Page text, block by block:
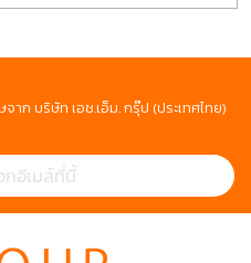
าก บริษัท เอช.เอ็ม. กรุ๊ป (ประเทศไทย)